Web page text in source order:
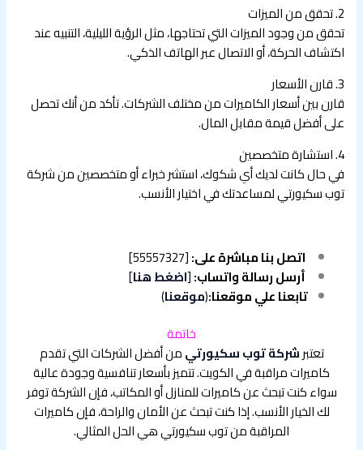
2. تحقق من الميزات
تحقق من وجود الميزات التي تحتاجها، مثل الرؤية الليلية، التنبيه عند
اكتشاف الحركة، أو الاتصال عبر الهاتف الذكي.
3. قارن الأسعار
قارن بين أسعار الكاميرات من مختلف الشركات. تأكد من أنك تحصل
على أفضل قيمة مقابل المال.
4. استشارة متخصصين
في حال كانت لديك أي شكوك، استشر خبراء أو متخصصين من شركة
توب سكيورتي لمساعدتك في اختيار الأنسب.
اتصل بنا مباشرة على:[55557327
]
أرسل رسالة واتساب:[اضغط هنا]
تابعنا علي موقعنا:(موقعنا)
خاتمة
تعتبرشركة توب سكيورتيمن أفضل الشركات التي تقدم
كاميرات مراقبة في الكويت. تتميز بأسعار تنافسية وجودة عالية
سواء كنت تبحث عن كاميرات للمنازل أو المكاتب، فإن الشركة توفر
لك الخيار الأنسب. إذا كنت تبحث عن الأمان والراحة، فإن كاميرات
المراقبة من توب سكيورتي هي الحل المثالي.